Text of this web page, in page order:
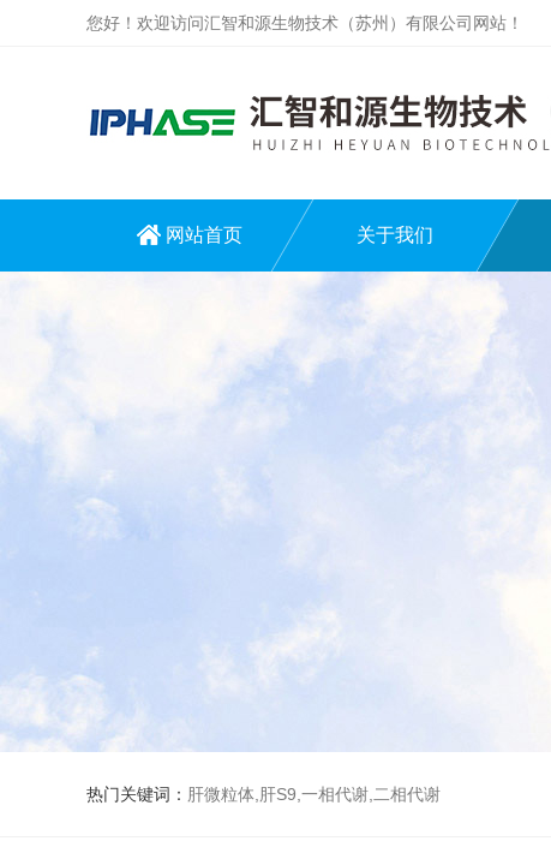
您好！欢迎访问汇智和源生物技术（苏州）有限公司网站！
网站首页 关于我们
热门关键词： 肝微粒体,肝S9,一相代谢,二相代谢